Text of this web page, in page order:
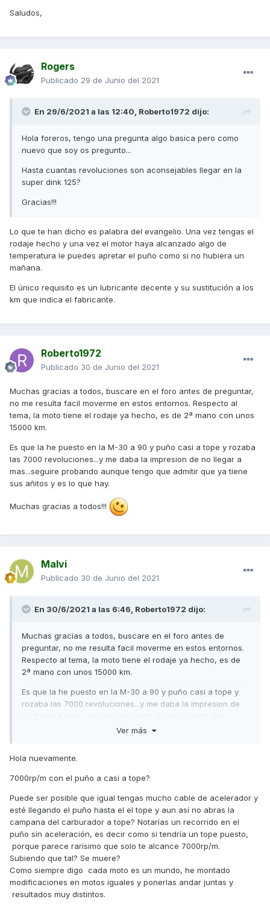
Saludos,
Rogers
Publicado 29 de Junio del 2021
En 29/6/2021 a las 12:40, Roberto1972 dijo:
Hola foreros, tengo una pregunta algo basica pero como
nuevo que soy os pregunto...
Hasta cuantas revoluciones son aconsejables llegar en la
super dink 125?
Gracias!!!
Lo que te han dicho es palabra del evangelio. Una vez tengas el
rodaje hecho y una vez el motor haya alcanzado algo de
temperatura le puedes apretar el puño como si no hubiera un
mañana.
El único requisito es un lubricante decente y su sustitución a los
km que indica el fabricante.
Roberto1972
Publicado 30 de Junio del 2021
Muchas gracias a todos, buscare en el foro antes de preguntar,
no me resulta facil moverme en estos entornos. Respecto al
tema, la moto tiene el rodaje ya hecho, es de 2ª mano con unos
15000 km.
Es que la he puesto en la M-30 a 90 y puño casi a tope y rozaba
las 7000 revoluciones...y me daba la impresion de no llegar a
mas...seguire probando aunque tengo que admitir que ya tiene
sus añitos y es lo que hay.
Muchas gracias a todos!!!
Malvi
Publicado 30 de Junio del 2021
En 30/6/2021 a las 6:46, Roberto1972 dijo:
Muchas gracias a todos, buscare en el foro antes de
preguntar, no me resulta facil moverme en estos entornos.
Respecto al tema, la moto tiene el rodaje ya hecho, es de
2ª mano con unos 15000 km.
Es que la he puesto en la M-30 a 90 y puño casi a tope y
rozaba las 7000 revoluciones...y me daba la impresion de
admitir que ya tiene sus añitos y es lo que hay.
Ver más
Hola nuevamente.
7000rp/m con el puño a casi a tope?
Puede ser posible que igual tengas mucho cable de acelerador y
esté llegando el puño hasta el el tope y aun así no abras la
campana del carburador a tope? Notarías un recorrido en el
puño sin aceleración, es decir como si tendría un tope puesto,
porque parece rarísimo que solo te alcance 7000rp/m.
Subiendo que tal? Se muere?
Como siempre digo cada moto es un mundo, he montado
modificaciones en motos iguales y ponerlas andar juntas y
resultados muy distintos.